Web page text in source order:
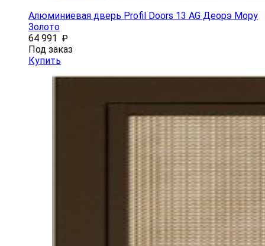
Алюминиевая дверь Profil Doors 13 AG Деорэ Мору
Золото
64 991
₽
Под заказ
Купить